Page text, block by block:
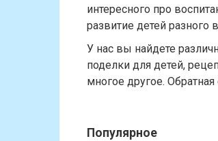
интересного про
развитие детей разного
У нас вы найдете
поделки для детей,
многое другое. Обратная
Популярное